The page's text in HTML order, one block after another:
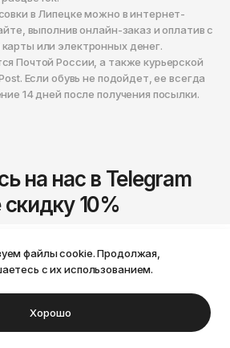
на нас в Telegram
10%
в Липецке можно в интернет-
выполнив онлайн-заказ и оплатив с
или электронных денег.
Почтой России, а также курьерской
Если обувь не подойдет, ее всегда
14 дней после получения посылки.
файлы cookie. Продолжая,
с их использованием.
Хорошо